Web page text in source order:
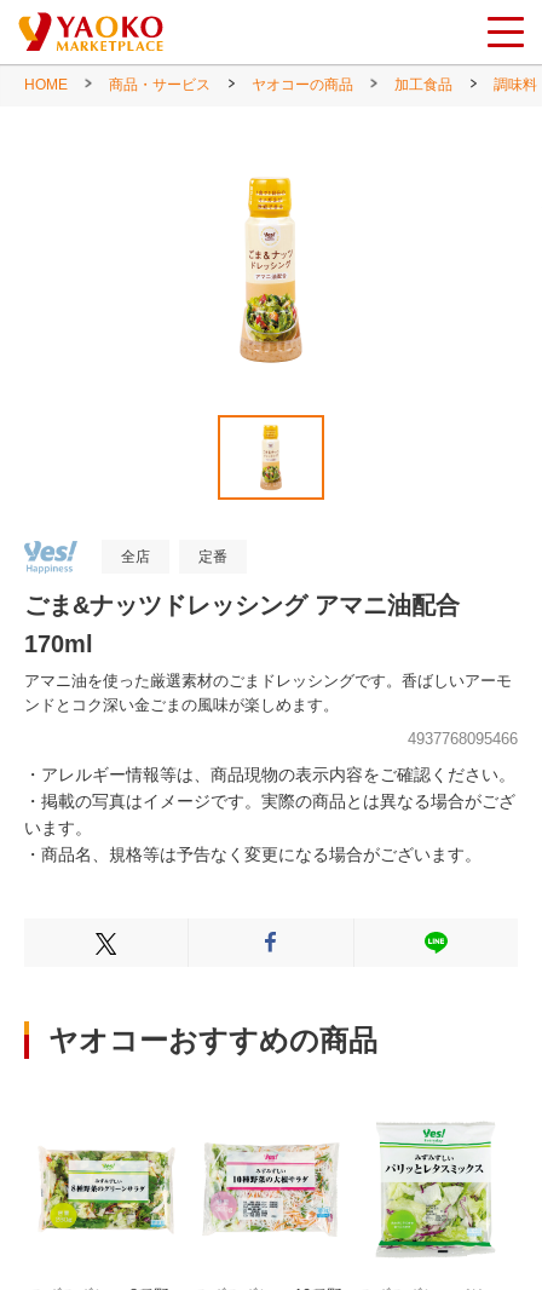
HOME 商品・サービス ヤオコーの商品 加工食品 調味料
全店 定番
ごま&ナッツドレッシング アマニ油配合
170ml
アマニ油を使った厳選素材のごまドレッシングです。香ばしいアーモ
ンドとコク深い金ごまの風味が楽しめます。
4937768095466
・アレルギー情報等は、商品現物の表示内容をご確認ください。
・掲載の写真はイメージです。実際の商品とは異なる場合がござ
います。
・商品名、規格等は予告なく変更になる場合がございます。
Xでシェアする FacebookでシェアするLINEでシェ
ヤオコーおすすめの商品